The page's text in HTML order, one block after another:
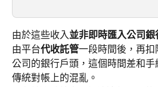
由於這些收入並非即時匯入公司銀
由平台代收託管一段時間後，再
公司的銀行戶頭，這個時間差和
傳統對帳上的混亂。